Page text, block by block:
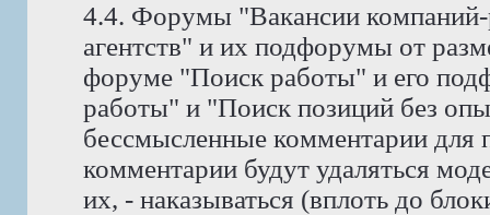
4.4. Форумы "Вакансии компаний-
агентств" и их подфорумы от
форуме "Поиск работы" и его
работы" и "Поиск позиций без
бессмысленные комментарии для
комментарии будут удаляться
их, - наказываться (вплоть до